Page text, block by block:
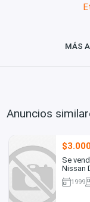
MÁS
Anuncios
Se
Nissan
1999